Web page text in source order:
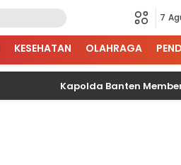
7
KESEHATAN OLAHRAGA
Kapolda Banten Memberikan